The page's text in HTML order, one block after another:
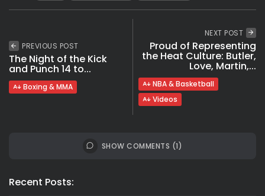
PREVIOUS POST
The Night of the Kick
and Punch 14 to...
Boxing & MMA
NEXT POST
Proud of Representing
the Heat Culture: Butler,
Love, Martin,...
NBA & Basketball
Videos
SHOW COMMENTS (1)
Recent Posts: